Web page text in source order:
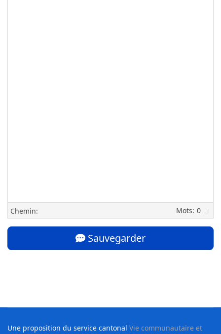
Chemin: 0
Sauvegarder
Une proposition du service cantonal Vie communautaire et